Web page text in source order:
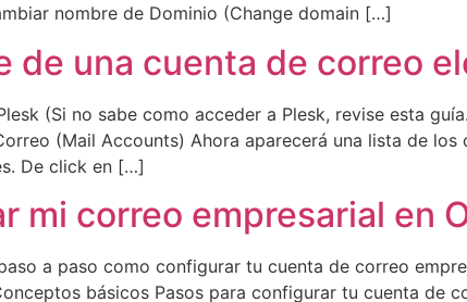
nombre de Dominio (Change domain […]
de una cuenta de correo
(Si no sabe como acceder a Plesk, revise esta
(Mail Accounts) Ahora aparecerá una lista de
De click en […]
mi correo empresarial en
a paso como configurar tu cuenta de correo
básicos Pasos para configurar tu cuenta de